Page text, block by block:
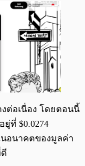
ต่อเนื่อง โดยตอนนี้
ที่ $0.0274
อนาคตของมูลค่า